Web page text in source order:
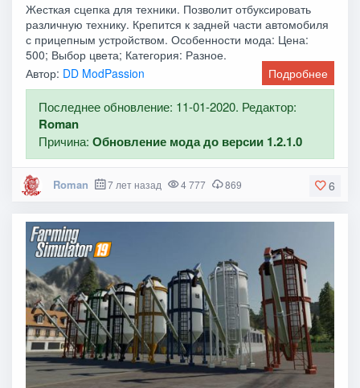
Жесткая сцепка для техники. Позволит отбуксировать
различную технику. Крепится к задней части автомобиля
с прицепным устройством. Особенности мода: Цена:
500; Выбор цвета; Категория: Разное.
Автор: DD ModPassion Подробнее
Последнее обновление: 11-01-2020. Редактор:
Roman
Причина:Обновление мода до версии 1.2.1.0
6
Roman 7 лет назад 4 777 869